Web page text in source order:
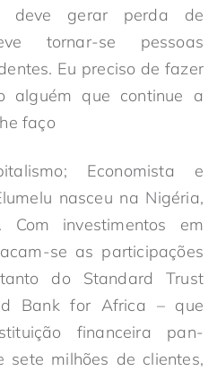
deve gerar perda de
tornar-se pessoas
Eu preciso de fazer
alguém que continue a
faço
Economista e
nasceu na Nigéria,
investimentos em
se as participações
do Standard Trust
Bank for Africa – que
financeira pan-
sete milhões de clientes,